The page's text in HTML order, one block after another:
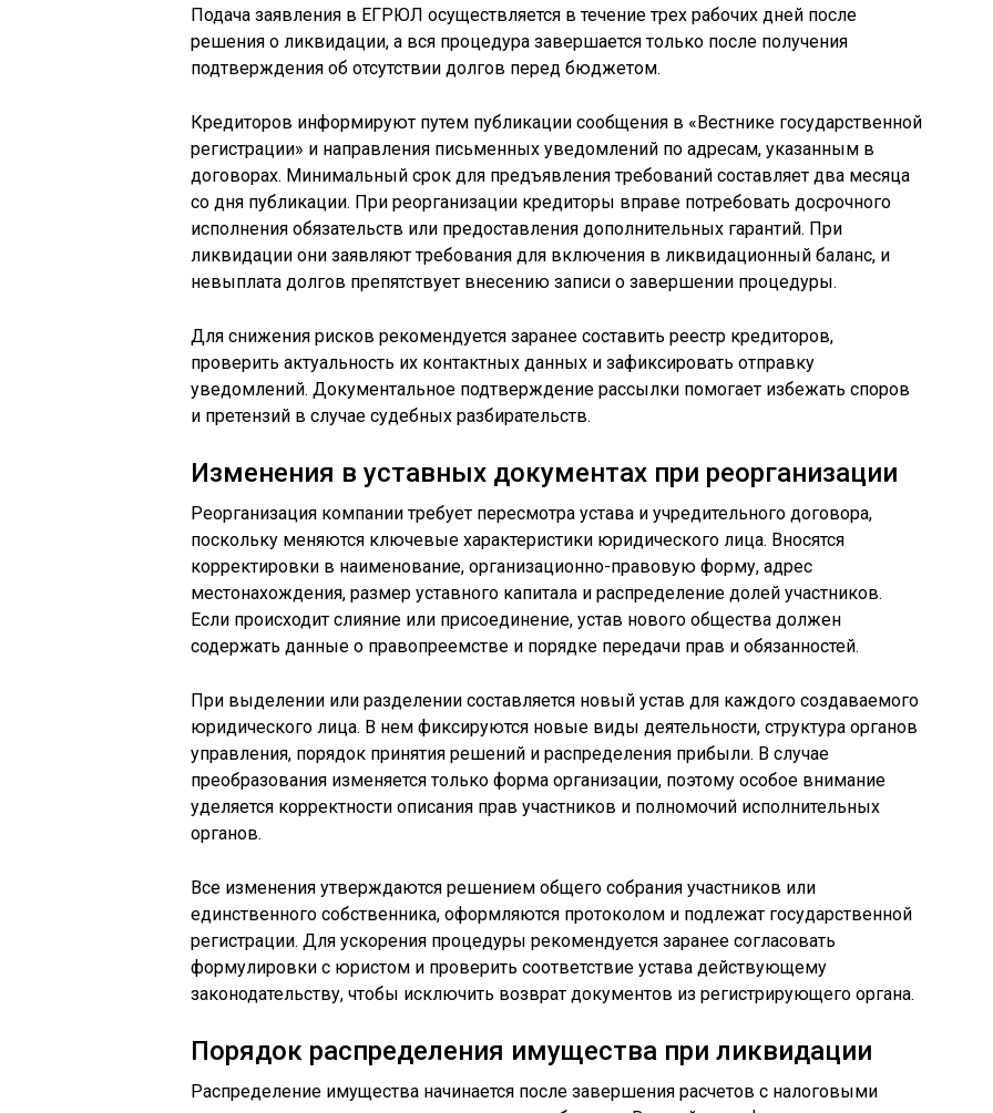
Подача заявления в ЕГРЮЛ осуществляется в течение трех рабочих дней после
решения о ликвидации, а вся процедура завершается только после получения
подтверждения об отсутствии долгов перед бюджетом.
Кредиторов информируют путем публикации сообщения в «Вестнике государственной
регистрации» и направления письменных уведомлений по адресам, указанным в
договорах. Минимальный срок для предъявления требований составляет два месяца
со дня публикации. При реорганизации кредиторы вправе потребовать досрочного
исполнения обязательств или предоставления дополнительных гарантий. При
ликвидации они заявляют требования для включения в ликвидационный баланс, и
невыплата долгов препятствует внесению записи о завершении процедуры.
Для снижения рисков рекомендуется заранее составить реестр кредиторов,
проверить актуальность их контактных данных и зафиксировать отправку
уведомлений. Документальное подтверждение рассылки помогает избежать споров
и претензий в случае судебных разбирательств.
Изменения в уставных документах при реорганизации
Реорганизация компании требует пересмотра устава и учредительного договора,
поскольку меняются ключевые характеристики юридического лица. Вносятся
корректировки в наименование, организационно-правовую форму, адрес
местонахождения, размер уставного капитала и распределение долей участников.
Если происходит слияние или присоединение, устав нового общества должен
содержать данные о правопреемстве и порядке передачи прав и обязанностей.
При выделении или разделении составляется новый устав для каждого создаваемого
юридического лица. В нем фиксируются новые виды деятельности, структура органов
управления, порядок принятия решений и распределения прибыли. В случае
преобразования изменяется только форма организации, поэтому особое внимание
уделяется корректности описания прав участников и полномочий исполнительных
органов.
Все изменения утверждаются решением общего собрания участников или
единственного собственника, оформляются протоколом и подлежат государственной
регистрации. Для ускорения процедуры рекомендуется заранее согласовать
формулировки с юристом и проверить соответствие устава действующему
законодательству, чтобы исключить возврат документов из регистрирующего органа.
Порядок распределения имущества при ликвидации
Распределение имущества начинается после завершения расчетов с налоговыми